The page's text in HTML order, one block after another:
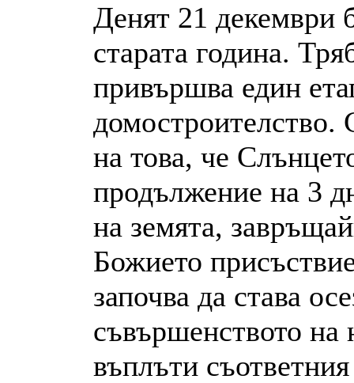
Денят 21 декември
старата година.
привършва един
домостроителство.
на това, че
продължение на 3
на земята,
Божието
започва да става
съвършенството на
въплъти